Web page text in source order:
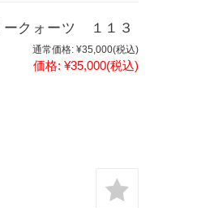
クォーツ １１３
通常価格: ¥35,000(税込)
価格: ¥35,000(税込)